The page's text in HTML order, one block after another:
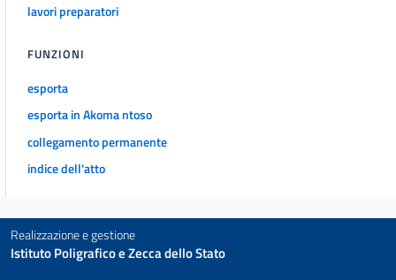
lavori preparatori
FUNZIONI
esporta
esporta in Akoma ntoso
collegamento permanente
indice dell'atto
Realizzazione e gestione
Istituto Poligrafico e Zecca dello Stato